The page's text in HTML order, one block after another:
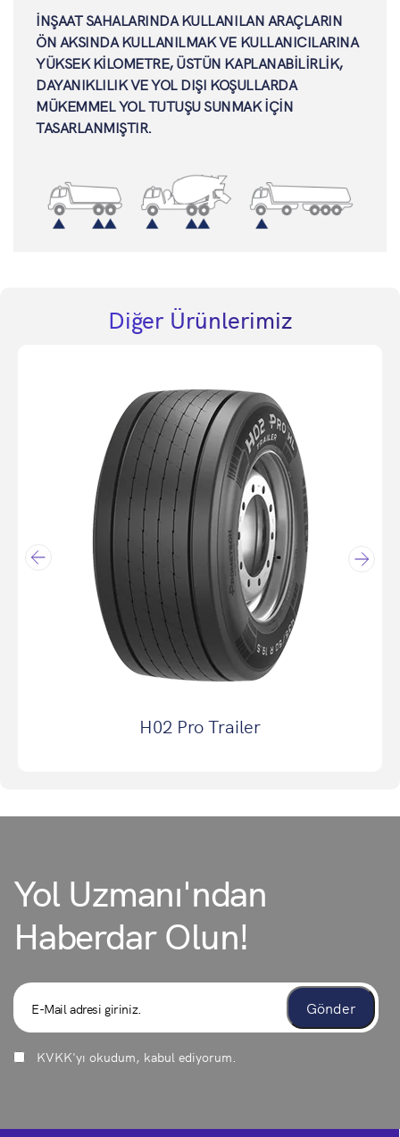
İNŞAAT SAHALARINDA KULLANILAN ARAÇLARIN
ÖN AKSINDA KULLANILMAK VE KULLANICILARINA
YÜKSEK KİLOMETRE, ÜSTÜN KAPLANABİLİRLİK,
DAYANIKLILIK VE YOL DIŞI KOŞULLARDA
MÜKEMMEL YOL TUTUŞU SUNMAK İÇİN
TASARLANMIŞTIR.
Diğer Ürünlerimiz
H02 Pro Trailer
Yol Uzmanı'ndan
Haberdar Olun!
KVKK'yı okudum, kabul ediyorum.